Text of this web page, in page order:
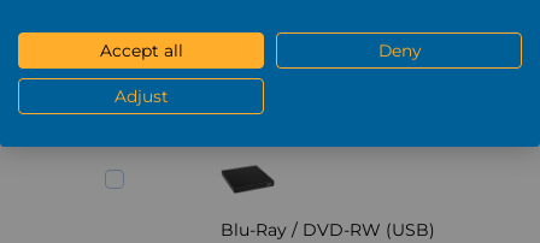
+
Blu-Ray / DVD-RW (USB)
Accept all Deny
Adjust